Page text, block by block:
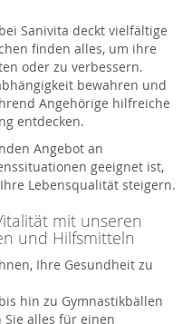
Sanivita deckt vielfältige
finden alles, um ihre
oder zu verbessern.
bewahren und
Angehörige hilfreiche
entdecken.
Angebot an
geeignet ist,
Lebensqualität steigern.
mit unseren
und Hilfsmitteln
Ihre Gesundheit zu
bis hin zu Gymnastikbällen
alles für einen